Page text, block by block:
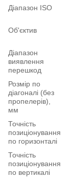
Діапазон ISO
Об'єктив
Діапазон
виявлення
перешкод
Розмір по
діагоналі (без
пропелерів),
мм
Точність
позиціонування
по горизонталі
Точність
позиціонування
по вертикалі